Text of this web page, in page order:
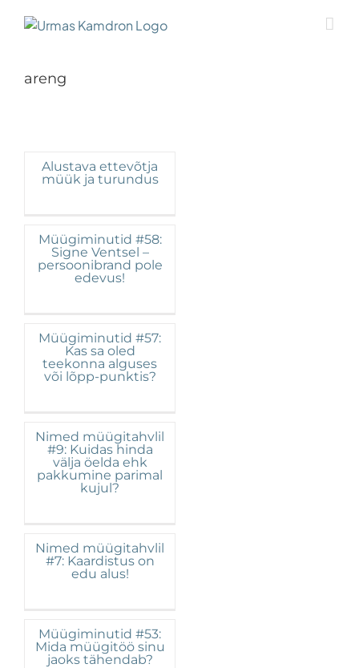
areng
Alustava ettevõtja
müük ja turundus
Müügiminutid #58:
Signe Ventsel –
persoonibrand pole
edevus!
Müügiminutid #57:
Kas sa oled
teekonna alguses
või lõpp-punktis?
Nimed müügitahvlil
#9: Kuidas hinda
välja öelda ehk
pakkumine parimal
kujul?
Nimed müügitahvlil
#7: Kaardistus on
edu alus!
Müügiminutid #53:
Mida müügitöö sinu
jaoks tähendab?